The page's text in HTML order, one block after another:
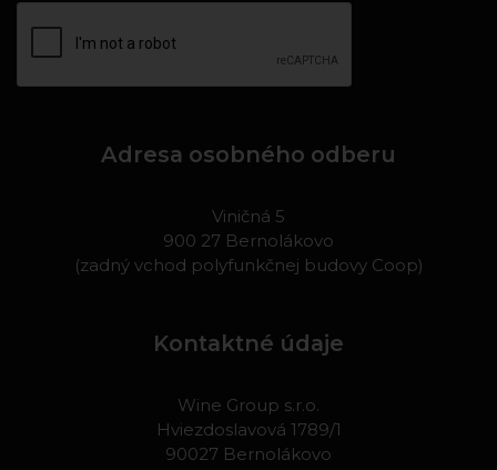
Adresa osobného odberu
Viničná 5
900 27 Bernolákovo
(zadný vchod polyfunkčnej budovy Coop)
Kontaktné údaje
Wine Group s.r.o.
Hviezdoslavová 1789/1
90027 Bernolákovo